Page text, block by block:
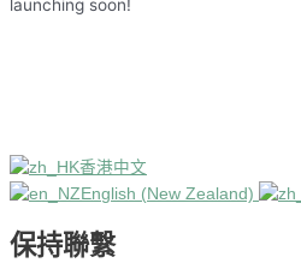
launching soon!
香港中文
English (New Zealand)
保持聯繫